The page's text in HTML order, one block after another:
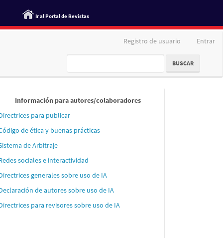
Ir al Portal de Revistas
Registro de usuario Entrar
BUSCAR
Información para autores/colaboradores
para publicar
de ética y buenas prácticas
de Arbitraje
sociales e interactividad
generales sobre uso de IA
de autores sobre uso de IA
para revisores sobre uso de IA